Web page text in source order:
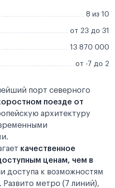
8 из 10
от 23 до 31
13 870 000
от -7 до 2
порт северного
поезде от
архитектуру
качественное
ценам, чем в
доступа к возможностям
Развито метро (7 линий),